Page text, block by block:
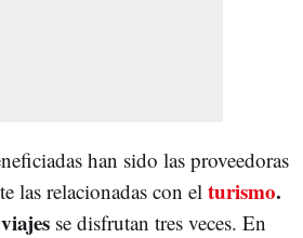
han sido las proveedoras
las relacionadas con el turismo.
viajes se disfrutan tres veces. En